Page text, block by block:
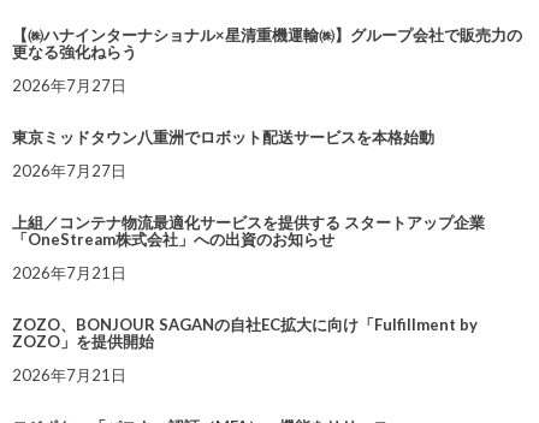
【㈱ハナインターナショナル×星清重機運輸㈱】グループ会社で販売力の
更なる強化ねらう
2026年7月27日
東京ミッドタウン八重洲でロボット配送サービスを本格始動
2026年7月27日
上組／コンテナ物流最適化サービスを提供する スタートアップ企業
「OneStream株式会社」への出資のお知らせ
2026年7月21日
ZOZO、BONJOUR SAGANの自社EC拡大に向け「Fulfillment by
ZOZO」を提供開始
2026年7月21日